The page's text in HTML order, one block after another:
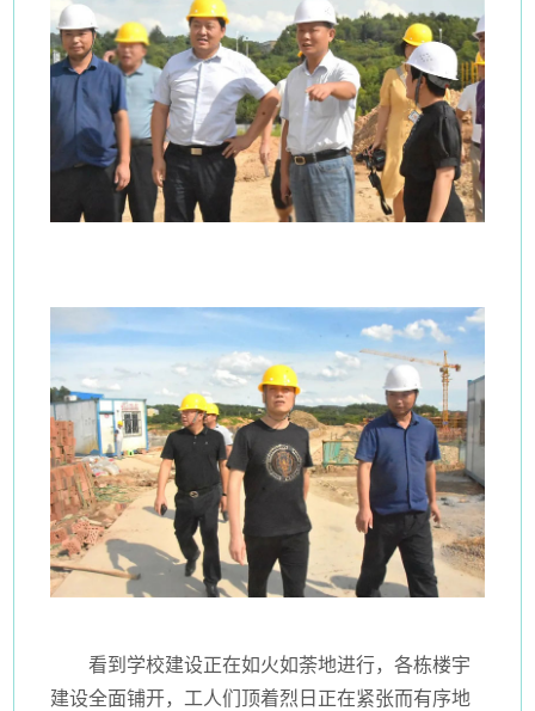
看到学校建设正在如火如荼地进行，各栋楼宇
建设全面铺开，工人们顶着烈日正在紧张而有序地